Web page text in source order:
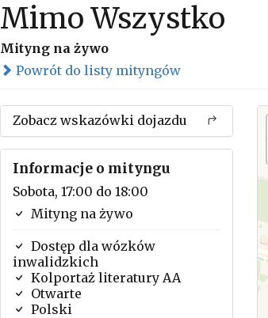
Mimo Wszystko
Mityng na żywo
Powrót do listy mityngów
Zobacz wskazówki dojazdu
Informacje o mityngu
Sobota, 17:00 do 18:00
Mityng na żywo
Dostęp dla wózków
inwalidzkich
Kolportaż literatury AA
Otwarte
Polski